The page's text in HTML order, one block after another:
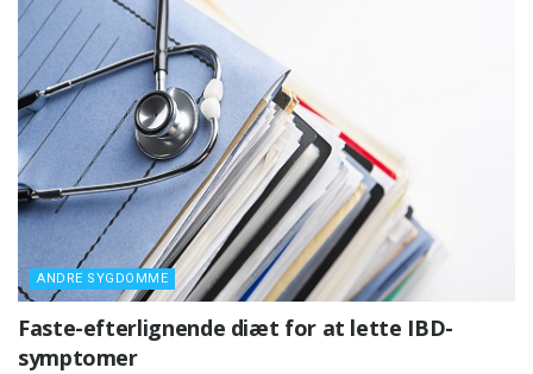
ANDRE SYGDOMME
Faste-efterlignende diæt for at lette IBD-
symptomer